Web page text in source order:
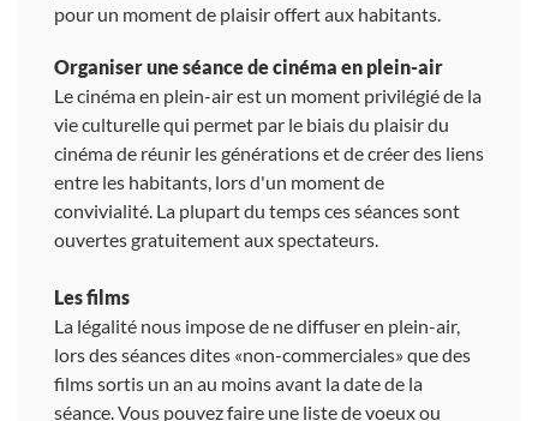
pour un moment de plaisir offert aux habitants.
Organiser une séance de cinéma en plein-air
Le cinéma en plein-air est un moment privilégié de la
vie culturelle qui permet par le biais du plaisir du
cinéma de réunir les générations et de créer des liens
entre les habitants, lors d'un moment de
convivialité. La plupart du temps ces séances sont
ouvertes gratuitement aux spectateurs.
Les films
La légalité nous impose de ne diffuser en plein-air,
lors des séances dites «non-commerciales» que des
films sortis un an au moins avant la date de la
séance. Vous pouvez faire une liste de voeux ou